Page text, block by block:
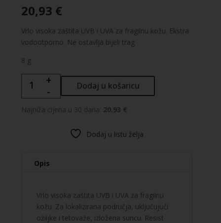
20,93 €
Vrlo visoka zaštita UVB i UVA za fragilnu kožu. Ekstra
vodootporno. Ne ostavlja bijeli trag.
8 g
DERMA
X-
+
-
Dodaj u košaricu
Najniža cijena u 30 dana: 20.93 €
Dodaj u listu želja
Opis
Vrlo visoka zaštita UVB i UVA za fragilnu
kožu. Za lokalizirana područja, uključujući
ožiljke i tetovaže, izložena suncu. Resist